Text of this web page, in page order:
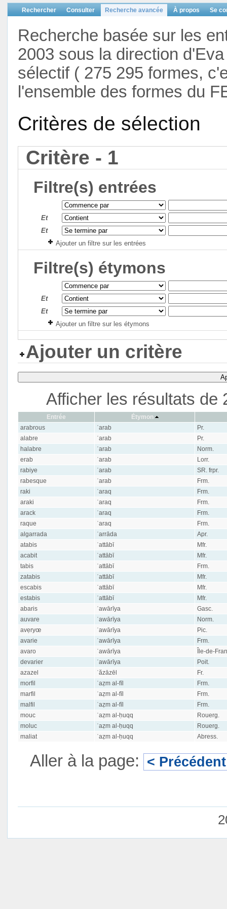
Rechercher Consulter Recherche avancée À propos Se
Recherche basée sur les
2003 sous la direction
sélectif ( 275 295 formes,
l'ensemble des formes du
Critères de sélection
Critère - 1
Filtre(s) entrées
Et
Et
Ajouter un filtre sur les entrées
Filtre(s) étymons
Et
Et
Ajouter un filtre sur les étymons
Ajouter un critère
Afficher les résultats de
Entrée
Étymon
arabrous
ʿarab
Pr.
alabre
ʿarab
Pr.
halabre
ʿarab
Norm.
erab
ʿarab
Lorr.
rabiye
ʿarab
SR. frpr.
rabesque
ʿarab
Frm.
raki
ʿaraq
Frm.
araki
ʿaraq
Frm.
arack
ʿaraq
Frm.
raque
ʿaraq
Frm.
algarrada
ʿarrāda
Apr.
atabis
ʿattābī
Mfr.
acabit
ʿattābī
Mfr.
tabis
ʿattābī
Frm.
zatabis
ʿattābī
Mfr.
escabis
ʿattābī
Mfr.
estabis
ʿattābī
Mfr.
abaris
ʿawārīya
Gasc.
auvare
ʿawārīya
Norm.
avẹryœ
ʿawārīya
Pic.
avarie
ʿawārīya
Frm.
avaro
ʿawārīya
Île-de-
devarier
ʿawārīya
Poit.
azazel
ʿăzāzēl
Fr.
morfil
ʿaẓm al-fīl
Frm.
marfil
ʿaẓm al-fīl
Frm.
malfil
ʿaẓm al-fīl
Frm.
mouc
ʿaẓm al-ḥuqq
Rouerg.
moluc
ʿaẓm al-ḥuqq
Rouerg.
maliat
ʿaẓm al-ḥuqq Abress.
Aller à la page: < Précédent